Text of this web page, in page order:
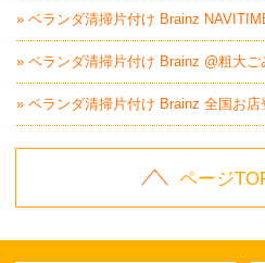
» ベランダ清掃片付け Brainz
» ベランダ清掃片付け Brainz @粗大ご
» ベランダ清掃片付け Brainz 全国お店
ページ